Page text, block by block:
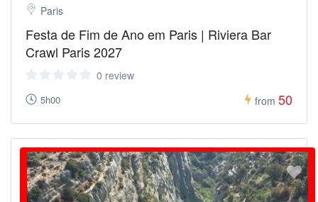
Paris
Festa de Fim de Ano em Paris | Riviera Bar
Crawl Paris 2027
0 review
5h00 from 50